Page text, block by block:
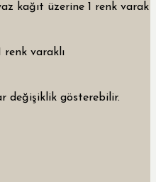
kağıt üzerine 1 renk varak
renk varaklı
değişiklik gösterebilir.